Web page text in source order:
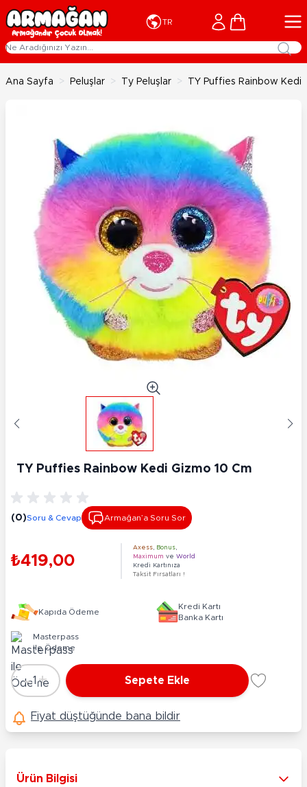
İçeriğe geç
TR Cart
Ana Sayfa > Peluşlar > Ty Peluşlar > TY Puffies Rainbow Kedi
TY Puffies Rainbow Kedi Gizmo 10 Cm
(0)Soru & Cevap Armağan’a Soru Sor
₺419,00
Axess Bonus
Maximum ve World
Kredi Kartınıza
Taksit Fırsatları !
Kapıda Ödeme
Kredi Kartı
Banka Kartı
Masterpass
ile Ödeme
Adet
-1 + Sepete Ekle
Fiyat düştüğünde bana bildir
Ürün Bilgisi